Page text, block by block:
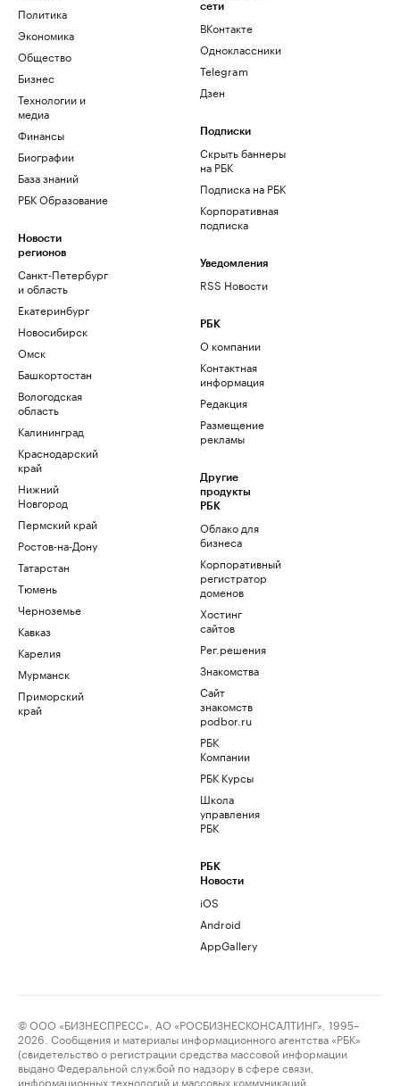
Политика
Экономика
Общество
Бизнес
Технологии и
медиа
Финансы
Биографии
База знаний
РБК Образование
Новости
регионов
Санкт-Петербург
и область
Екатеринбург
Новосибирск
Омск
Башкортостан
Вологодская
область
Калининград
Краснодарский
край
Нижний
Новгород
Пермский край
Ростов-на-Дону
Татарстан
Тюмень
Черноземье
Кавказ
Карелия
Мурманск
Приморский
край
сети
ВКонтакте
Одноклассники
Telegram
Дзен
Подписки
Скрыть баннеры
на РБК
Подписка на РБК
Корпоративная
подписка
Уведомления
RSS Новости
РБК
О компании
Контактная
информация
Редакция
Размещение
рекламы
Другие
продукты
РБК
Облако для
бизнеса
Корпоративный
регистратор
доменов
Хостинг
сайтов
Рег.решения
Знакомства
Сайт
знакомств
podbor.ru
РБК
Компании
РБК Курсы
Школа
управления
РБК
РБК
Новости
iOS
Android
AppGallery
© ООО «БИЗНЕСПРЕСС», АО «РОСБИЗНЕСКОНСАЛТИНГ», 1995–
2026. Сообщения и материалы информационного агентства «РБК»
(свидетельство о регистрации средства массовой информации
выдано Федеральной службой по надзору в сфере связи,
информационных технологий и массовых коммуникаций